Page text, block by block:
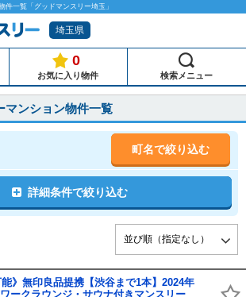
件一覧「グッドマンスリー埼玉」
埼玉県
0
お気に入り物件 検索メニュー
マンション物件一覧
町名で絞り込む
詳細条件で絞り込む
能》無印良品提携【渋谷まで1本】2024年
ークラウンジ・サウナ付きマンスリー